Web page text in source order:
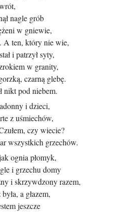
nagle grób
w gniewie,
. A ten, który nie wie,
i patrzył syty,
w granity,
czarną glebę.
nikt pod niebem.
i dzieci,
z uśmiechów,
czy wiecie?
wszystkich grzechów.
ognia płomyk,
i grzechu domy
i skrzywdzony razem,
a głazem,
jeszcze